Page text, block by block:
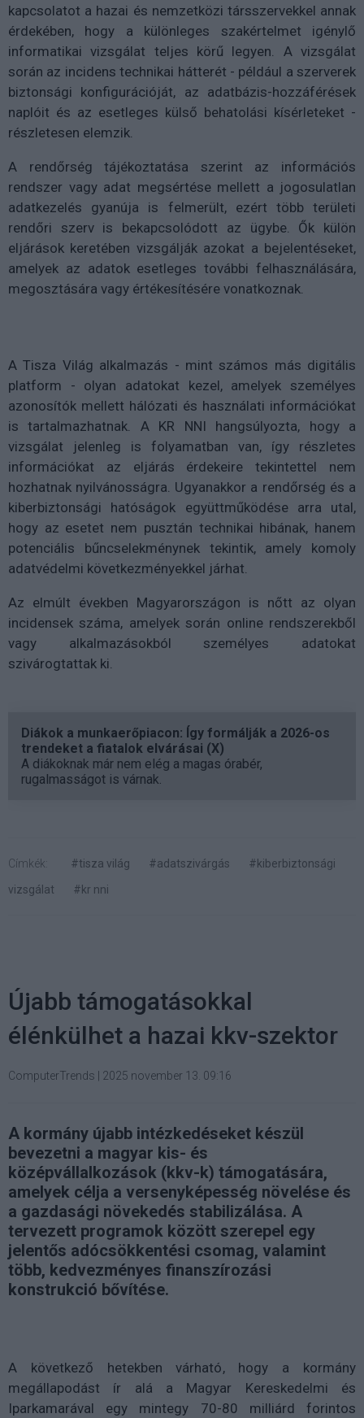
kapcsolatot a hazai és nemzetközi társszervekkel annak
érdekében, hogy a különleges szakértelmet igénylő
informatikai vizsgálat teljes körű legyen. A vizsgálat
során az incidens technikai hátterét - például a szerverek
biztonsági konfigurációját, az adatbázis-hozzáférések
naplóit és az esetleges külső behatolási kísérleteket -
részletesen elemzik.
A rendőrség tájékoztatása szerint az információs
rendszer vagy adat megsértése mellett a jogosulatlan
adatkezelés gyanúja is felmerült, ezért több területi
rendőri szerv is bekapcsolódott az ügybe. Ők külön
eljárások keretében vizsgálják azokat a bejelentéseket,
amelyek az adatok esetleges további felhasználására,
megosztására vagy értékesítésére vonatkoznak.
A Tisza Világ alkalmazás - mint számos más digitális
platform - olyan adatokat kezel, amelyek személyes
azonosítók mellett hálózati és használati információkat
is tartalmazhatnak. A KR NNI hangsúlyozta, hogy a
vizsgálat jelenleg is folyamatban van, így részletes
információkat az eljárás érdekeire tekintettel nem
hozhatnak nyilvánosságra. Ugyanakkor a rendőrség és a
kiberbiztonsági hatóságok együttműködése arra utal,
hogy az esetet nem pusztán technikai hibának, hanem
potenciális bűncselekménynek tekintik, amely komoly
adatvédelmi következményekkel járhat.
Az elmúlt években Magyarországon is nőtt az olyan
incidensek száma, amelyek során online rendszerekből
vagy alkalmazásokból személyes adatokat
szivárogtattak ki.
Diákok a munkaerőpiacon: Így formálják a 2026-os
trendeket a fiatalok elvárásai (X)
A diákoknak már nem elég a magas órabér,
rugalmasságot is várnak.
Címkék: #tisza világ #adatszivárgás
#kiberbiztonsági
vizsgálat
#kr nni
Újabb támogatásokkal
élénkülhet a hazai kkv-szektor
ComputerTrends 2025 november 13. 09:16
A kormány újabb intézkedéseket készül
bevezetni a magyar kis- és
középvállalkozások (kkv-k) támogatására,
amelyek célja a versenyképesség növelése és
a gazdasági növekedés stabilizálása. A
tervezett programok között szerepel egy
jelentős adócsökkentési csomag, valamint
több, kedvezményes finanszírozási
konstrukció bővítése.
A következő hetekben várható, hogy a kormány
megállapodást ír alá a Magyar Kereskedelmi és
Iparkamarával egy mintegy 70-80 milliárd forintos